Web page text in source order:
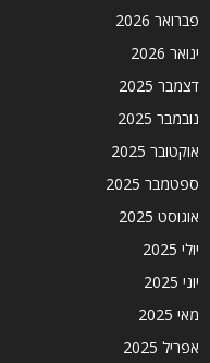
פברואר 2026
ינואר 2026
דצמבר 2025
נובמבר 2025
אוקטובר 2025
ספטמבר 2025
אוגוסט 2025
יולי 2025
יוני 2025
מאי 2025
אפריל 2025